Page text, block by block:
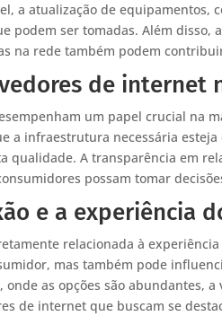
a atualização de equipamentos,
podem ser tomadas. Além disso,
na rede também podem
de internet
um papel crucial na
a infraestrutura necessária
qualidade. A transparência em
possam tomar
e a experiência
relacionada à
mas também pode
onde as opções são abundantes,
de internet que buscam se